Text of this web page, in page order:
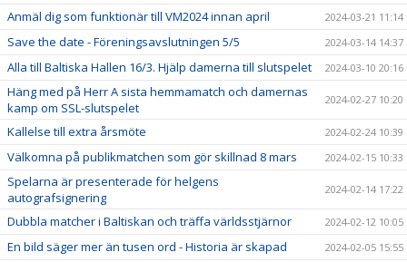
Anmäl dig som funktionär till VM2024 innan april 2024-03-21 11:14
Save the date - Föreningsavslutningen 5/5 2024-03-14 14:37
Alla till Baltiska Hallen 16/3. Hjälp damerna till slutspelet 2024-03-10 20:16
Häng med på Herr A sista hemmamatch och damernas
kamp om SSL-slutspelet
2024-02-27 10:20
Kallelse till extra årsmöte 2024-02-24 10:39
Välkomna på publikmatchen som gör skillnad 8 mars 2024-02-15 10:33
Spelarna är presenterade för helgens
autografsignering
2024-02-14 17:22
Dubbla matcher i Baltiskan och träffa världsstjärnor 2024-02-12 10:05
En bild säger mer än tusen ord - Historia är skapad 2024-02-05 15:55